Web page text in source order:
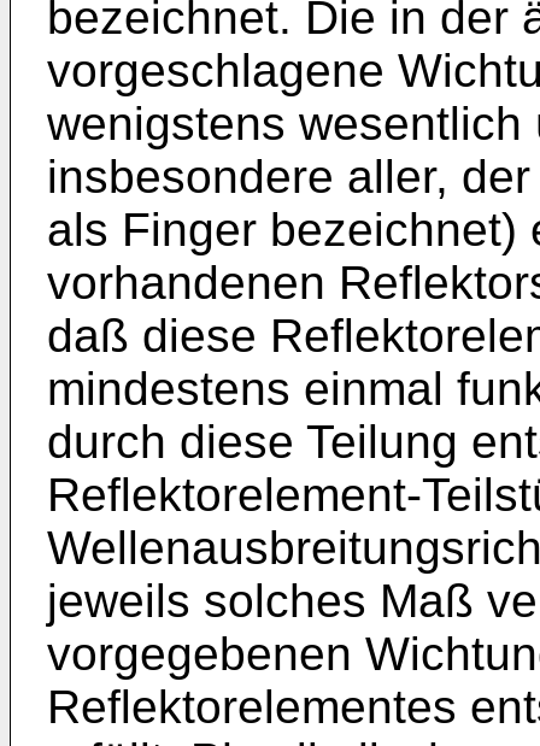
bezeichnet. Die in der
vorgeschlagene
wenigstens
insbesondere aller,
als Finger bezeichnet)
vorhandenen
daß diese
mindestens einmal
durch diese Teilung
Reflektorelement-
jeweils solches Maß
vorgegebenen
Reflektorelementes